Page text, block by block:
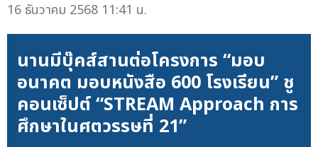
16 ธันวาคม 2568 11:41 น.
นานมีบุ๊คส์สานต่อโครงการ “มอบ
อนาคต มอบหนังสือ 600 โรงเรียน” ชู
คอนเซ็ปต์ “STREAM Approach การ
ศึกษาในศตวรรษที่ 21”